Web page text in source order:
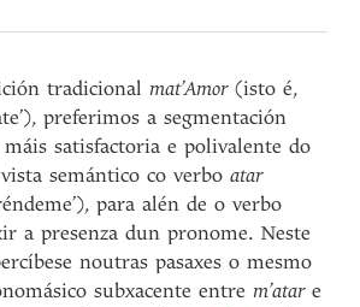
tradicionalmat’Amor(isto é,
preferimos a segmentación
máis satisfactoria e polivalente do
semántico co verboatar
para alén de o verbo
a presenza dun pronome. Neste
noutras pasaxes o mesmo
subxacente entrem’atare